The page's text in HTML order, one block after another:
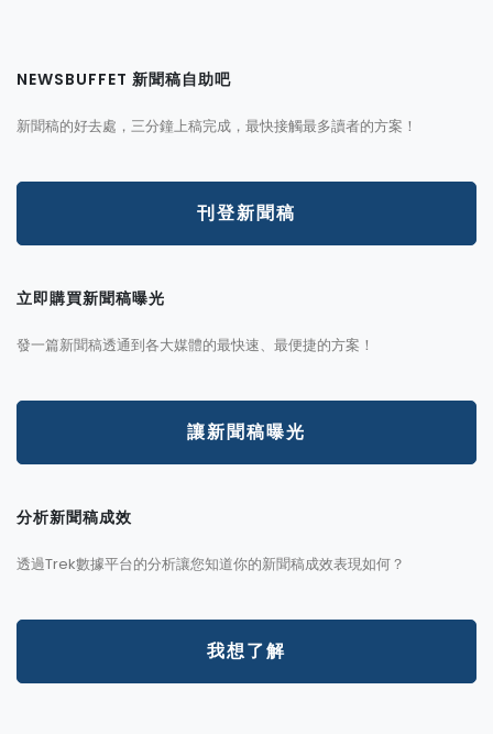
NEWSBUFFET 新聞稿自助吧
新聞稿的好去處，三分鐘上稿完成，最快接觸最多讀者的方案！
刊登新聞稿
立即購買新聞稿曝光
發一篇新聞稿透通到各大媒體的最快速、最便捷的方案！
讓新聞稿曝光
分析新聞稿成效
透過Trek數據平台的分析讓您知道你的新聞稿成效表現如何？
我想了解